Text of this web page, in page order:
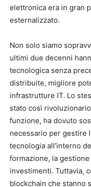
elettronica era in gran
esternalizzato.
Non solo siamo
ultimi due decenni
tecnologica senza
distribuite, migliore
infrastrutture IT. Lo
stato così
funzione, ha dovuto
necessario per gestire
tecnologia all’interno
formazione, la
investimenti. Tuttavia,
blockchain che stanno